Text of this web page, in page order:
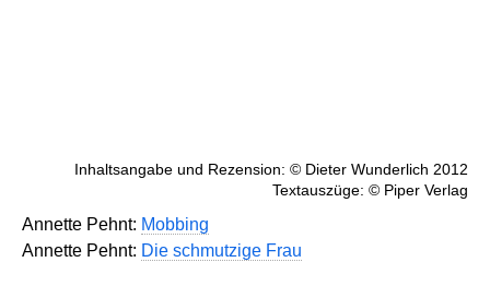
Inhaltsangabe und Rezension: © Dieter Wunderlich 2012
Textauszüge: © Piper Verlag
Annette Pehnt: Mobbing
Annette Pehnt: Die schmutzige Frau